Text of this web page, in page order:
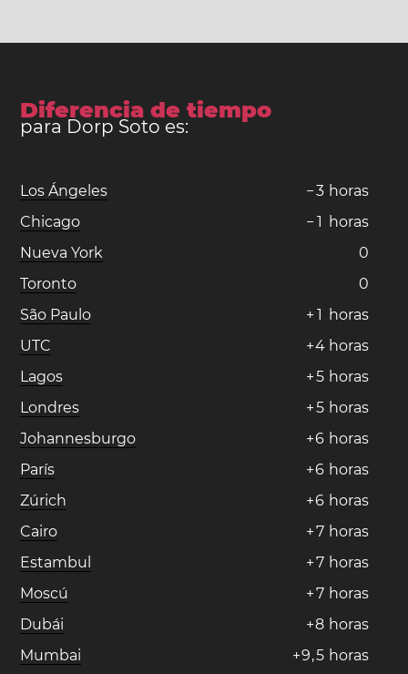
Diferencia de tiempo
para Dorp Soto es:
Los Ángeles −3 horas
Chicago
− 1 horas
Nueva York
0
Toronto
0
São Paulo
+ 1 horas
UTC
+4 horas
Lagos
+5 horas
Londres
+5 horas
Johannesburgo
+6 horas
París
+6 horas
Zúrich
+6 horas
Cairo
+7 horas
Estambul
+7 horas
Moscú
+7 horas
Dubái
+8 horas
Mumbai
+9,5 horas